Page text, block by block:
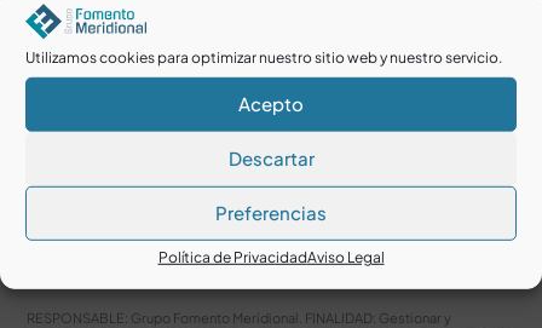
Utilizamos cookies para optimizar nuestro sitio web y nuestro servicio.
Acepto
Descartar
Preferencias
Política de PrivacidadAviso Legal
Aviso legalyPolítica de privacidad
RESPONSABLE: Grupo Fomento Meridional. FINALIDAD: Gestionar y